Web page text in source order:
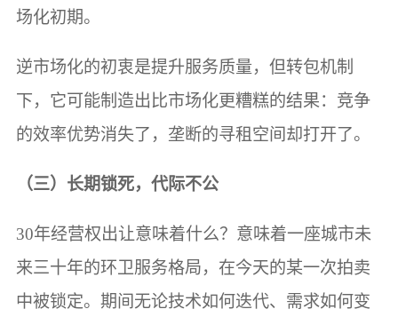
场化初期。
逆市场化的初衷是提升服务质量，但转包机制
下，它可能制造出比市场化更糟糕的结果：竞争
的效率优势消失了，垄断的寻租空间却打开了。
（三）长期锁死，代际不公
30年经营权出让意味着什么？意味着一座城市未
来三十年的环卫服务格局，在今天的某一次拍卖
中被锁定。期间无论技术如何迭代、需求如何变